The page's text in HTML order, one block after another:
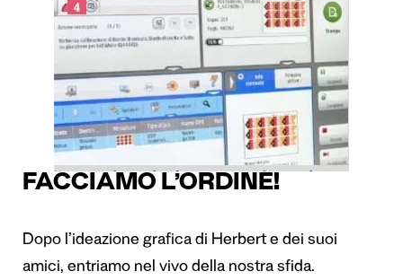
FACCIAMO L’ORDINE!
Dopo l’ideazione grafica di Herbert e dei suoi
amici, entriamo nel vivo della nostra sfida.